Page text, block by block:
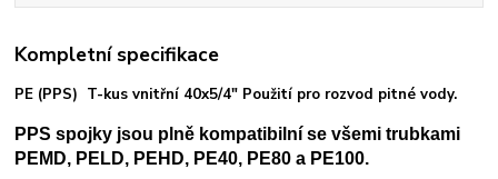
Kompletní specifikace
PE (PPS) T-kus vnitřní 40x5/4" Použití pro rozvod pitné vody.
PPS spojky jsou plně kompatibilní se všemi trubkami
PEMD, PELD, PEHD, PE40, PE80 a PE100.